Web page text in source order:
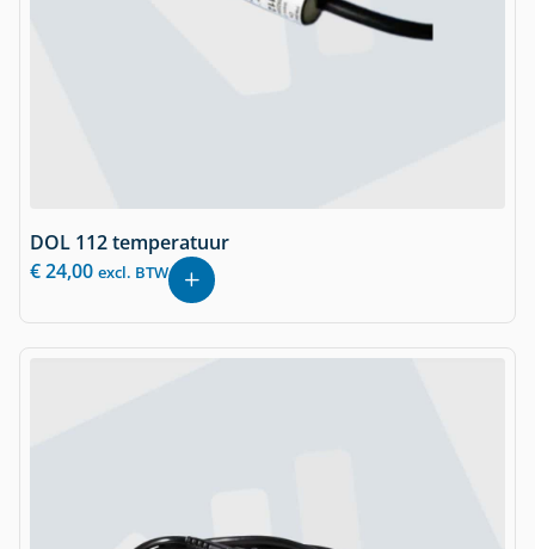
DOL 112 temperatuur
€24,00 excl. BTW